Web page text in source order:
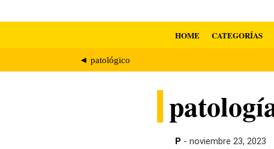
HOME CATEGORÍAS
◄ patológico
P - noviembre 23, 2023